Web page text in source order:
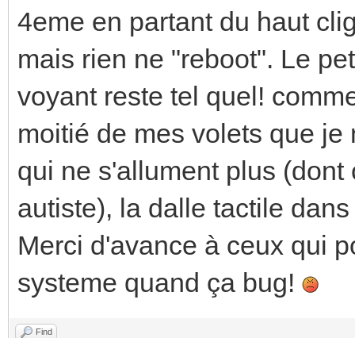
4eme en partant du haut
mais rien ne "reboot". Le
voyant reste tel quel!
moitié de mes volets que
qui ne s'allument plus
autiste), la dalle tactile
Merci d'avance à ceux qui
systeme quand ça bug!
Find